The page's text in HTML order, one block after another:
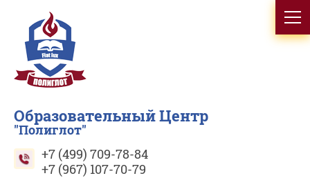
Образовательный Центр
"Полиглот"
+7 (499) 709-78-84
+7 (967) 107-70-79